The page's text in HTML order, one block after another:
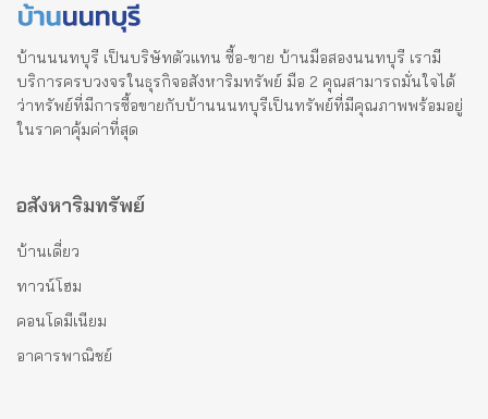
บ้านนนทบุรี เป็นบริษัทตัวแทน ซื้อ-ขาย บ้านมือสองนนทบุรี เรามี
บริการครบวงจรในธุรกิจอสังหาริมทรัพย์ มือ 2 คุณสามารถมั่นใจได้
ว่าทรัพย์ที่มีการซื้อขายกับบ้านนนทบุรีเป็นทรัพย์ที่มีคุณภาพพร้อมอยู่
ในราคาคุ้มค่าที่สุด
อสังหาริมทรัพย์
บ้านเดี่ยว
ทาวน์โฮม
คอนโดมีเนียม
อาคารพาณิชย์